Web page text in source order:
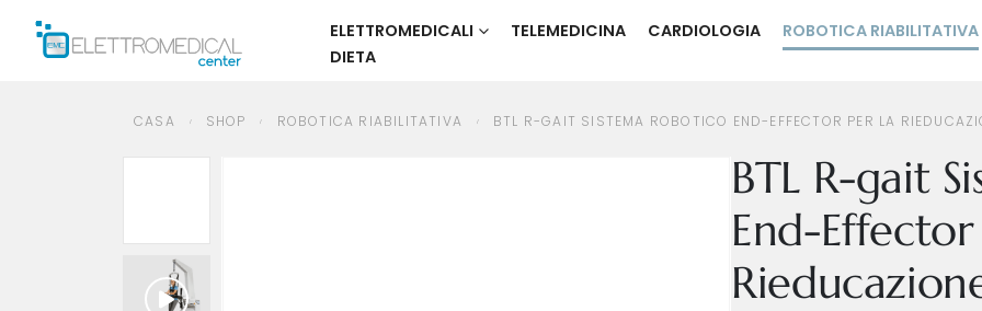
ELETTROMEDICALI TELEMEDICINA CARDIOLOGIA
ROBOTICA RIABILITATIVA
DIETA
CASA SHOP ROBOTICA RIABILITATIVA BTL R-GAIT SISTEMA ROBOTICO END-EFFECTOR PER LA
BTL R-gait
End-